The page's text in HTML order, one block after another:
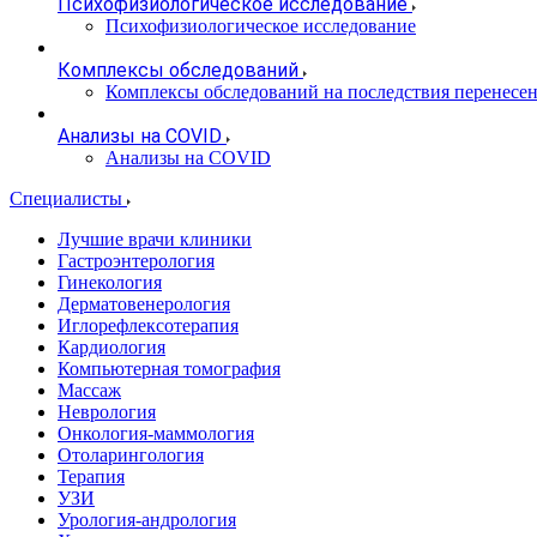
Психофизиологическое исследование
Комплексы обследований
Комплексы обследований на последствия
Анализы на COVID
Анализы на COVID
Специалисты
Лучшие врачи клиники
Гастроэнтерология
Гинекология
Дерматовенерология
Иглорефлексотерапия
Кардиология
Компьютерная томография
Массаж
Неврология
Онкология-маммология
Отоларингология
Терапия
УЗИ
Урология-андрология